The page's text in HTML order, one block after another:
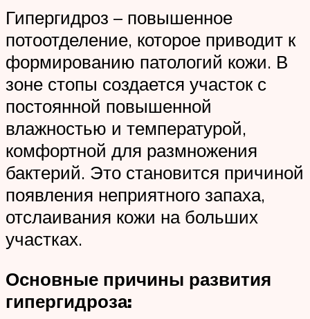
Гипергидроз – повышенное
потоотделение, которое приводит к
формированию патологий кожи. В
зоне стопы создается участок с
постоянной повышенной
влажностью и температурой,
комфортной для размножения
бактерий. Это становится причиной
появления неприятного запаха,
отслаивания кожи на больших
участках.
Основные причины развития
гипергидроза: